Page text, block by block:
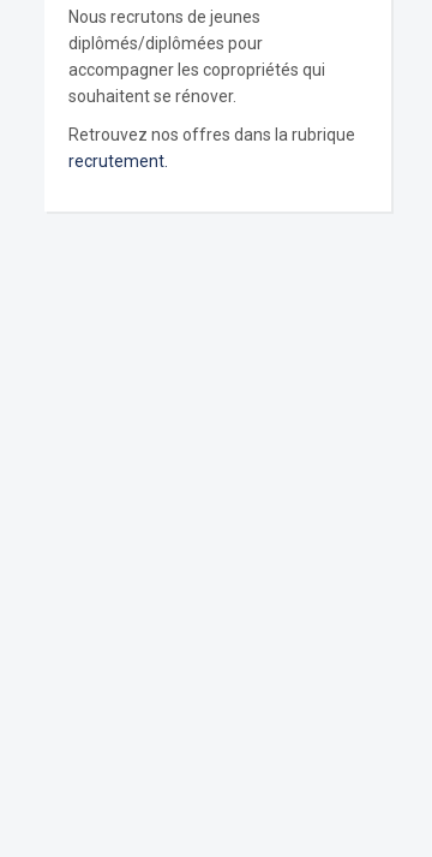
Nous recrutons de jeunes
diplômés/diplômées pour
accompagner les copropriétés qui
souhaitent se rénover.
Retrouvez nos offres dans la rubrique
recrutement.